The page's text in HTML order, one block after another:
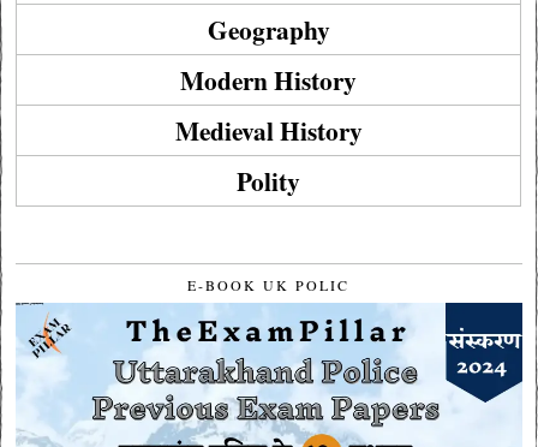
Geography
Modern History
Medieval History
Polity
E-BOOK UK POLIC